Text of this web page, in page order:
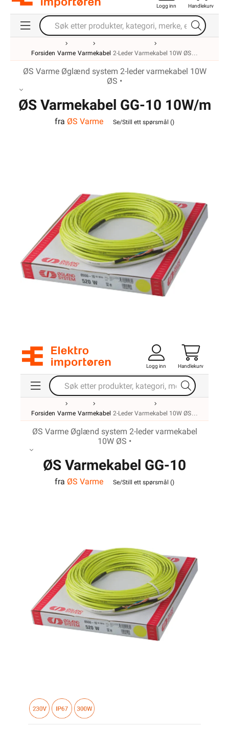
Logg inn Handlekurv
Forsiden Varme Varmekabel 2-Leder Varmekabel 10W ØS
ØS Varme Øglænd system 2-leder varmekabel 10W
ØS •
ØS Varmekabel GG-10 10W/m
300W 30m
fra ØS Varme Se/Still ett spørsmål ()
Logg inn Handlekurv
Forsiden Varme Varmekabel 2-Leder Varmekabel 10W ØS
ØS Varme Øglænd system 2-leder varmekabel
10W ØS •
ØS Varmekabel GG-10
10W/m 300W 30m
fra ØS Varme Se/Still ett spørsmål ()